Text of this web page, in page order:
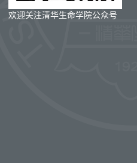
欢迎关注清华生命学院公众号